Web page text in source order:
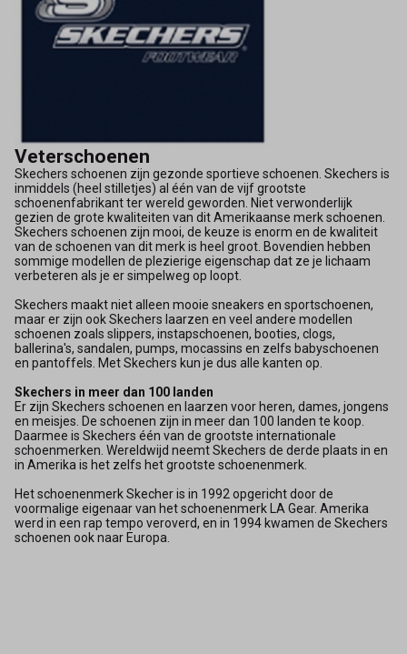
Veterschoenen
Skechers schoenen zijn gezonde sportieve schoenen. Skechers is
inmiddels (heel stilletjes) al één van de vijf grootste
schoenenfabrikant ter wereld geworden. Niet verwonderlijk
gezien de grote kwaliteiten van dit Amerikaanse merk schoenen.
Skechers schoenen zijn mooi, de keuze is enorm en de kwaliteit
van de schoenen van dit merk is heel groot. Bovendien hebben
sommige modellen de plezierige eigenschap dat ze je lichaam
verbeteren als je er simpelweg op loopt.
Skechers maakt niet alleen mooie sneakers en sportschoenen,
maar er zijn ook Skechers laarzen en veel andere modellen
schoenen zoals slippers, instapschoenen, booties, clogs,
ballerina's, sandalen, pumps, mocassins en zelfs babyschoenen
en pantoffels. Met Skechers kun je dus alle kanten op.
Skechers in meer dan 100 landen
Er zijn Skechers schoenen en laarzen voor heren, dames, jongens
en meisjes. De schoenen zijn in meer dan 100 landen te koop.
Daarmee is Skechers één van de grootste internationale
schoenmerken. Wereldwijd neemt Skechers de derde plaats in en
in Amerika is het zelfs het grootste schoenenmerk.
Het schoenenmerk Skecher is in 1992 opgericht door de
voormalige eigenaar van het schoenenmerk LA Gear. Amerika
werd in een rap tempo veroverd, en in 1994 kwamen de Skechers
schoenen ook naar Europa.